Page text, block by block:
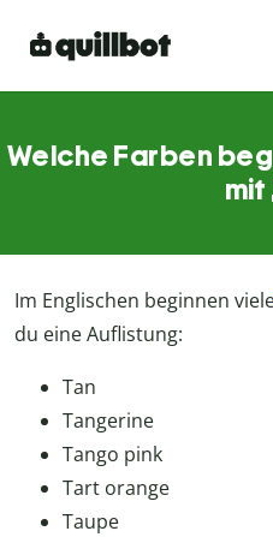
Welche Farben
mit
Im Englischen beginnen
du eine Auflistung:
Tan
Tangerine
Tango pink
Tart orange
Taupe